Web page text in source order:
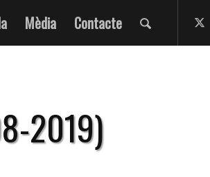
Mèdia Contacte
2019)